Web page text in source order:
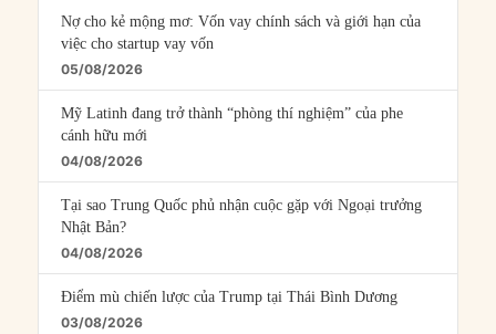
Nợ cho kẻ mộng mơ: Vốn vay chính sách và giới hạn của
việc cho startup vay vốn
05/08/2026
Mỹ Latinh đang trở thành “phòng thí nghiệm” của phe
cánh hữu mới
04/08/2026
Tại sao Trung Quốc phủ nhận cuộc gặp với Ngoại trưởng
Nhật Bản?
04/08/2026
Điểm mù chiến lược của Trump tại Thái Bình Dương
03/08/2026